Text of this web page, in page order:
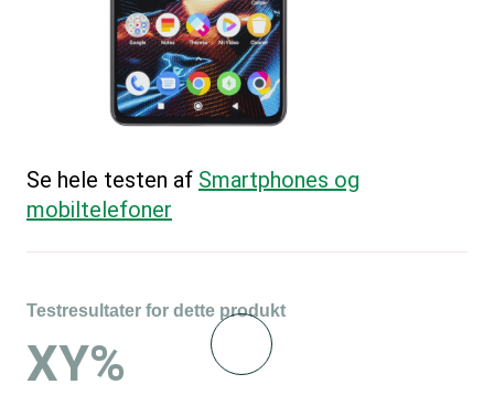
Se hele testen af Smartphones og
mobiltelefoner
Testresultater for dette produkt
XY%